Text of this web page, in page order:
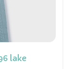
lake